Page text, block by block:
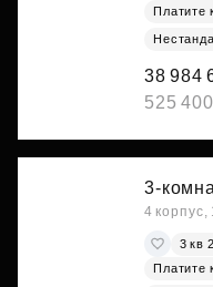
Платите
38 984
525
3-
4
3 кв
Платите